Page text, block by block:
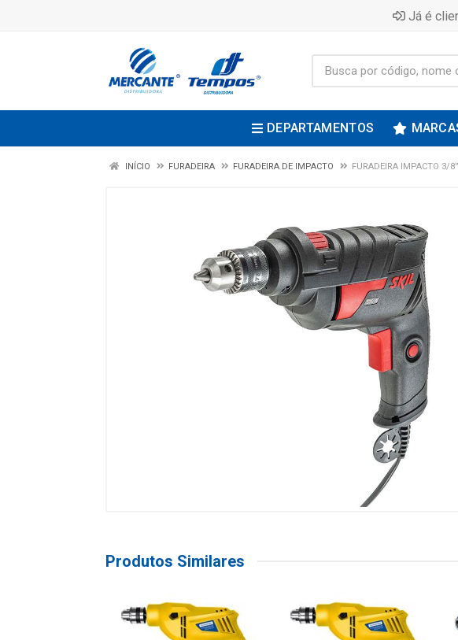
Já é
DEPARTAMENTOS
INÍCIO FURADEIRA FURADEIRA DE IMPACTO FURADEIRA IMPACTO 3/
Produtos Similares